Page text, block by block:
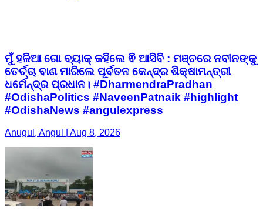
ମୁଁ ହଳିଆ ଗୋ ବ୍ୟାକ୍ କହିଲେ ଵି ଆସିବି : ମଞ୍ଚରେ ନବୀନଙ୍କୁ
ତେର୍ଚ୍ଚା ବାଣ ମାରିଲେ ପୂର୍ବତନ କେନ୍ଦ୍ର ଶିକ୍ଷାମନ୍ତ୍ରୀ
ଧର୍ମେନ୍ଦ୍ର ପ୍ରଧାନ। #DharmendraPradhan
#OdishaPolitics #NaveenPatnaik #highlight
#OdishaNews #angulexpress
Anugul, Angul | Aug 8, 2026